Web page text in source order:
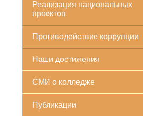
Реализация национальных
проектов
Противодействие коррупции
Наши достижения
СМИ о колледже
Публикации